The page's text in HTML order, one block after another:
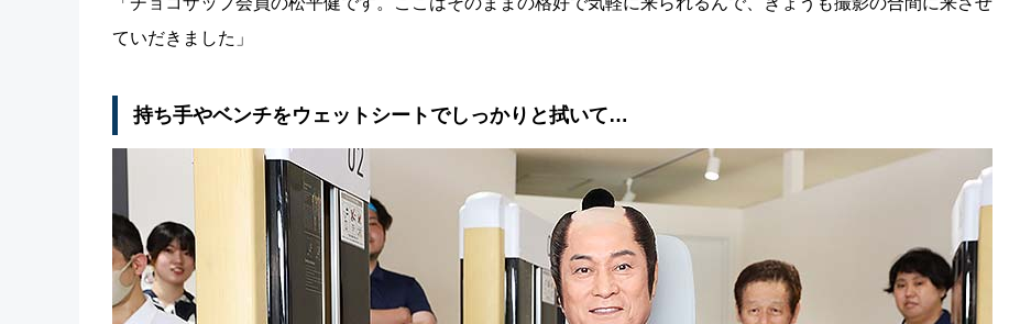
ていだきました」
持ち手やベンチをウェットシートでしっかりと拭いて…